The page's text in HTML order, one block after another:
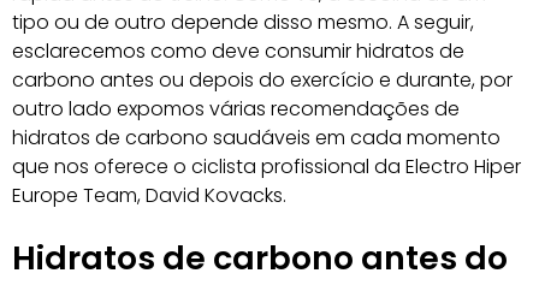
tipo ou de outro depende disso mesmo. A seguir,
esclarecemos como deve consumir hidratos de
carbono antes ou depois do exercício e durante, por
outro lado expomos várias recomendações de
hidratos de carbono saudáveis em cada momento
que nos oferece o ciclista profissional da Electro Hiper
Europe Team, David Kovacks.
Hidratos de carbono antes do